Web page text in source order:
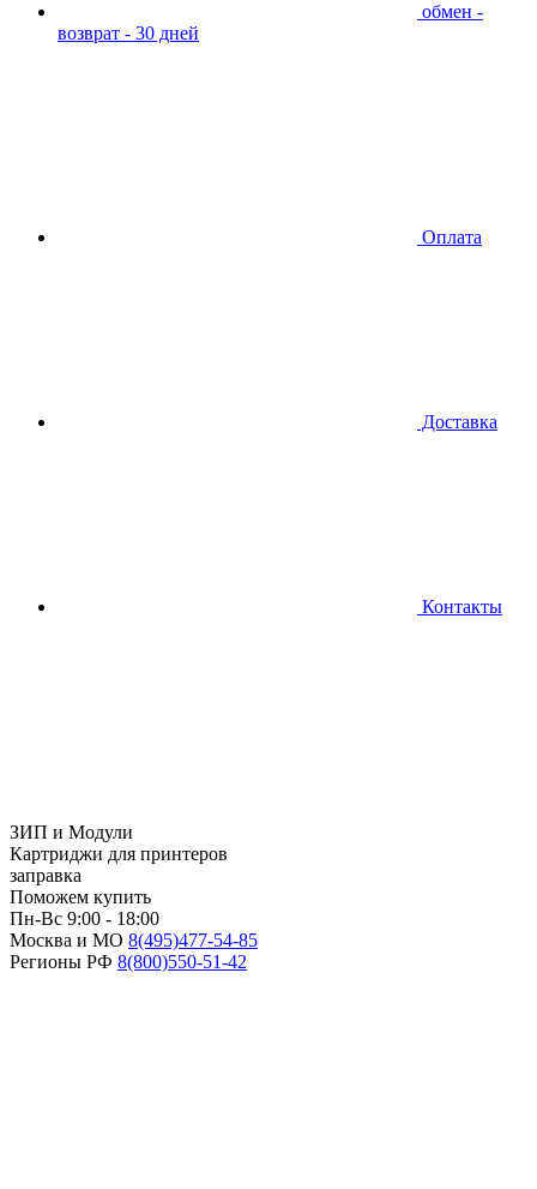
обмен -
возврат - 30 дней
Оплата
Доставка
Контакты
ЗИП и Модули
Картриджи для принтеров
заправка
Поможем купить
Пн-Вс 9:00 - 18:00
Москва и МО 8(495)477-54-85
Регионы РФ 8(800)550-51-42